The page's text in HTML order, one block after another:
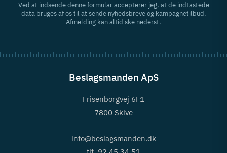
Ved at indsende denne formular accepterer jeg, at de indtastede
data bruges af os til at sende nyhedsbreve og kampagnetilbud.
Afmelding kan altid ske nederst.
Beslagsmanden ApS
Frisenborgvej 6F1
7800 Skive
info@beslagsmanden.dk